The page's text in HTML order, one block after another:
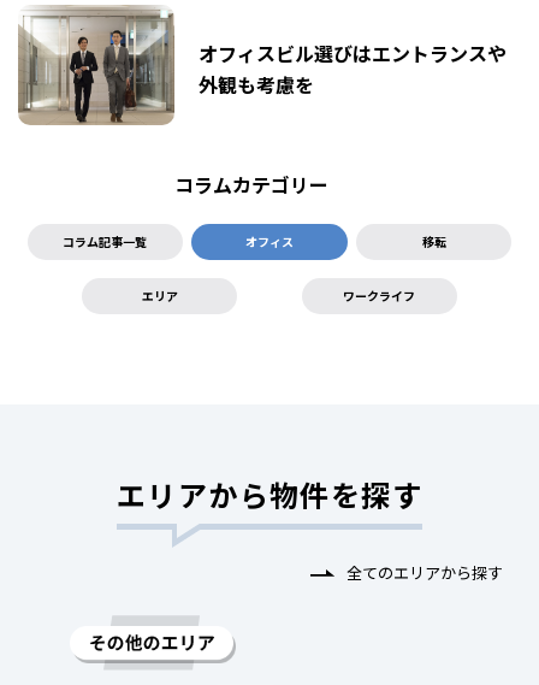
オフィスビル選びはエントランスや
外観も考慮を
コラムカテゴリー
コラム記事一覧 オフィス 移転
エリア ワークライフ
エリアから物件を探す
全てのエリアから探す